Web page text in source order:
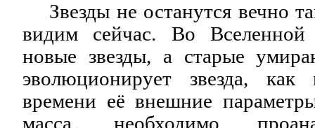
Звезды не останутся вечно
видим сейчас. Во Вселенной
новые звезды, а старые
эволюционирует звезда,
времени её внешние
масса, необходимо